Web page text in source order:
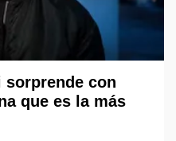
sorprende con
que es la más